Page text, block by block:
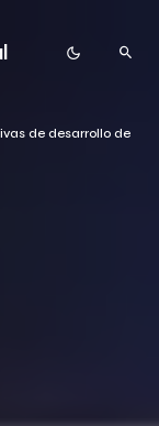
de desarrollo de